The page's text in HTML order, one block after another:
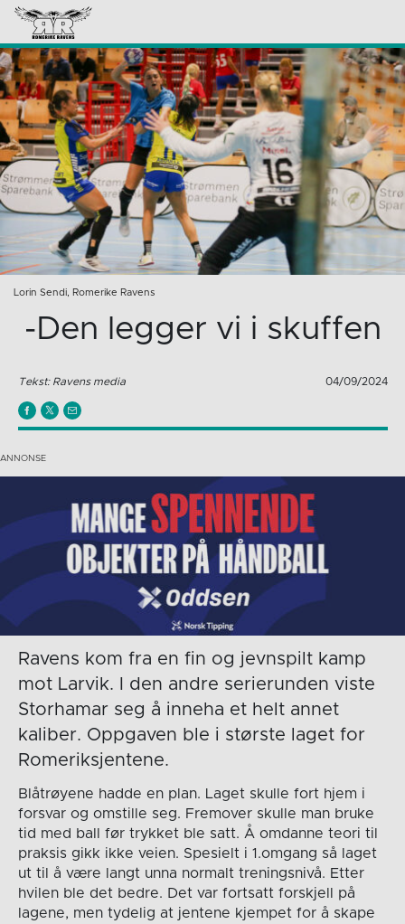
Lorin Sendi, Romerike Ravens
-Den legger vi i skuffen
Tekst: Ravens media 04/09/2024
Ravens kom fra en fin og jevnspilt kamp
mot Larvik. I den andre serierunden viste
Storhamar seg å inneha et helt annet
kaliber. Oppgaven ble i største laget for
Romeriksjentene.
Blåtrøyene hadde en plan. Laget skulle fort hjem i
forsvar og omstille seg. Fremover skulle man bruke
tid med ball før trykket ble satt. Å omdanne teori til
praksis gikk ikke veien. Spesielt i 1.omgang så laget
ut til å være langt unna normalt treningsnivå. Etter
hvilen ble det bedre. Det var fortsatt forskjell på
lagene, men tydelig at jentene kjempet for å skape